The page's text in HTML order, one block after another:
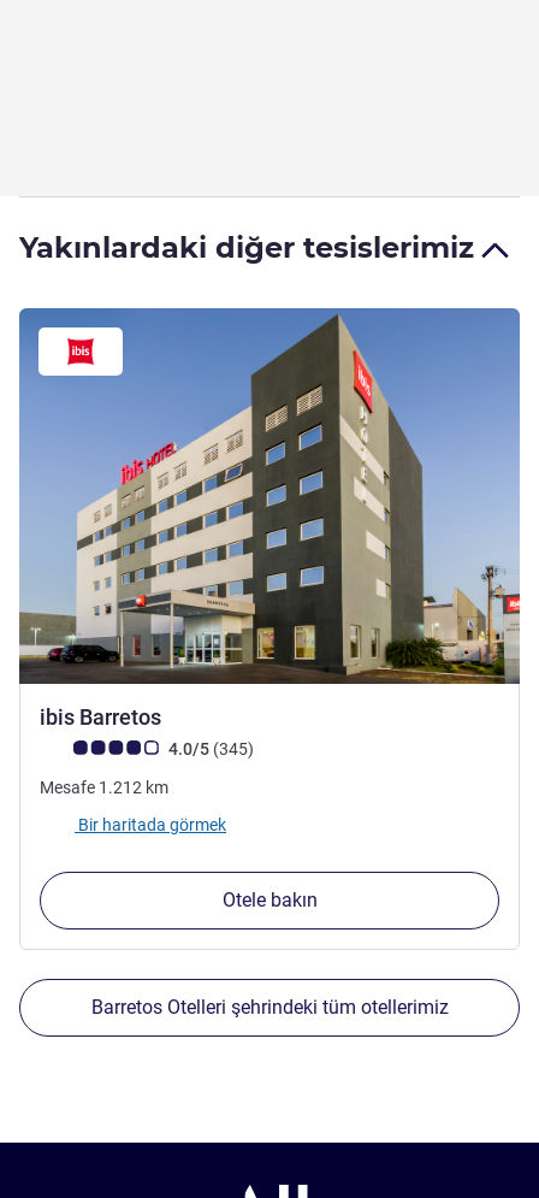
Yakınlardaki diğer tesislerimiz
ibis Barretos
Avis müşterileri puanı (ALL Puanlama)
4.0/5 (345görüş
)
Mesafe 1.212 km
Bir haritada görmek
Otele bakın
Barretos Otelleri şehrindeki tüm otellerimiz